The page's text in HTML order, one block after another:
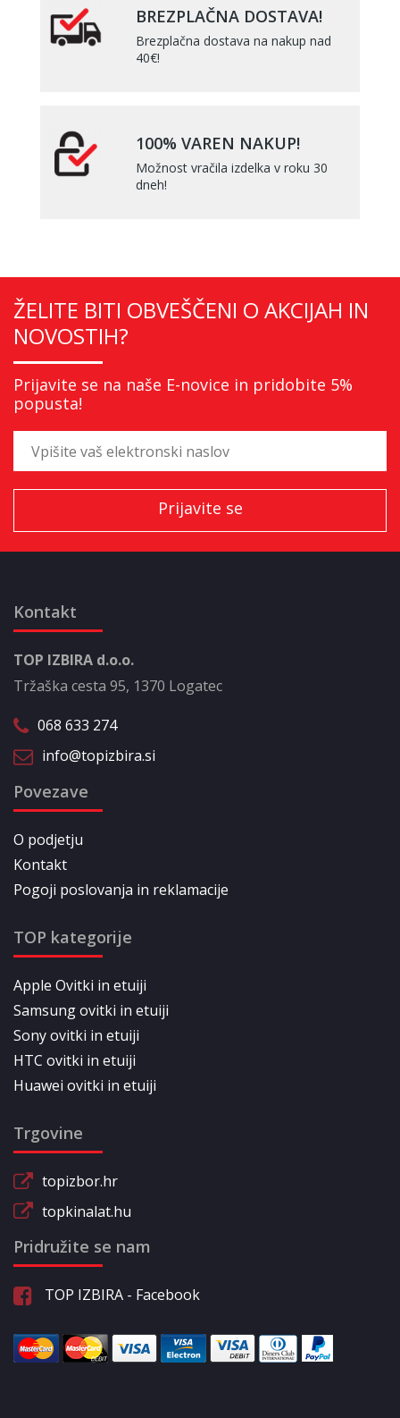
BREZPLAČNA DOSTAVA!
Brezplačna dostava na nakup nad
40€!
100% VAREN NAKUP!
Možnost vračila izdelka v roku 30
dneh!
ŽELITE BITI OBVEŠČENI O AKCIJAH IN
NOVOSTIH?
Prijavite se na naše E-novice in pridobite 5%
popusta!
Kontakt
TOP IZBIRA d.o.o.
Tržaška cesta 95, 1370 Logatec
068 633 274
info@topizbira.si
Povezave
O podjetju
Kontakt
Pogoji poslovanja in reklamacije
TOP kategorije
Apple Ovitki in etuiji
Samsung ovitki in etuiji
Sony ovitki in etuiji
HTC ovitki in etuiji
Huawei ovitki in etuiji
Trgovine
topizbor.hr
topkinalat.hu
Pridružite se nam
TOP IZBIRA - Facebook